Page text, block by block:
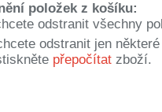
položek z košíku:
odstranit všechny
odstranit jen
přepočítat zboží.